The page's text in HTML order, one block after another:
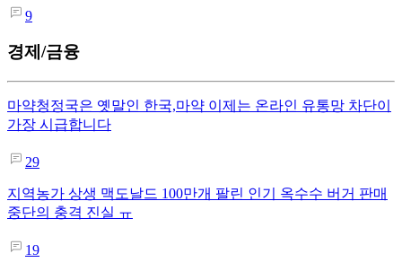
9
경제/금융
마약청정국은 옛말인 한국,마약 이제는 온라인 유통망 차단이
가장 시급합니다
29
지역농가 상생 맥도날드 100만개 팔린 인기 옥수수 버거 판매
중단의 충격 진실 ㅠ
19